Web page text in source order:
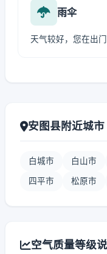
雨伞
天气较好，您在出
安图县附近城市
白城市 白山市
四平市 松原市
空气质量等级